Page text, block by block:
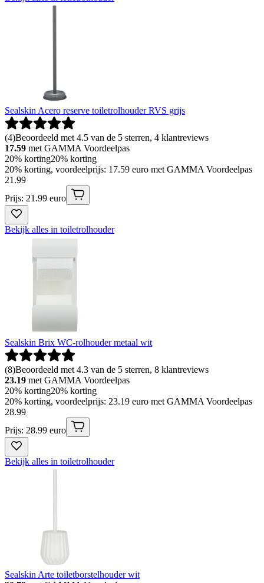
Sealskin Acero reserve toiletrolhouder RVS grijs
(4)Beoordeeld met 4.5 van de 5 sterren, 4 klantreviews
17.59 met GAMMA Voordeelpas
20% korting20% korting
20% korting, voordeelprijs: 17.59 euro met GAMMA Voordeelpas
21 .99
Prijs: 21.99 euro
Bekijk alles in toiletrolhouder
Sealskin Brix WC-rolhouder metaal wit
(8)Beoordeeld met 4.3 van de 5 sterren, 8 klantreviews
23.19 met GAMMA Voordeelpas
20% korting20% korting
20% korting, voordeelprijs: 23.19 euro met GAMMA Voordeelpas
28.99
Prijs: 28.99 euro
Bekijk alles in toiletrolhouder
Sealskin Arte toiletborstelhouder wit